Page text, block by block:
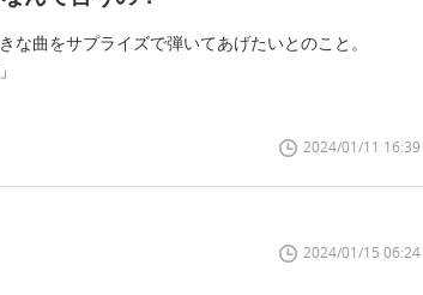
曲をサプライズで弾いてあげたいとのこと。
2024/01/11 16:39
2024/01/15 06:24